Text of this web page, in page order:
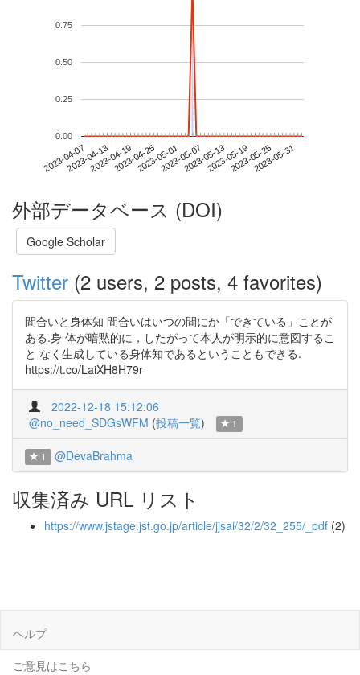
2023-04-072023-04-132023-04-192023-04-252023-05-012023-05-072023-05-132023-05-192023-05-252023-05-31
0.00
0.25
0.50
0.75
外部データベース (DOI)
Google Scholar
Twitter (2 users, 2 posts, 4 favorites)
間合いと身体知 間合いはいつの間にか「できている」ことが
ある.身 体が暗黙的に，したがって本人が明示的に意図するこ
と なく生成している身体知であるということもできる.
https://t.co/LaiXH8H79r
2022-12-18 15:12:06
@no_need_SDGsWFM (投稿一覧) 1
1 @DevaBrahma
収集済み URL リスト
https://www.jstage.jst.go.jp/article/jjsai/32/2/32_255/_pdf (2)
ヘルプ
ご意見はこちら